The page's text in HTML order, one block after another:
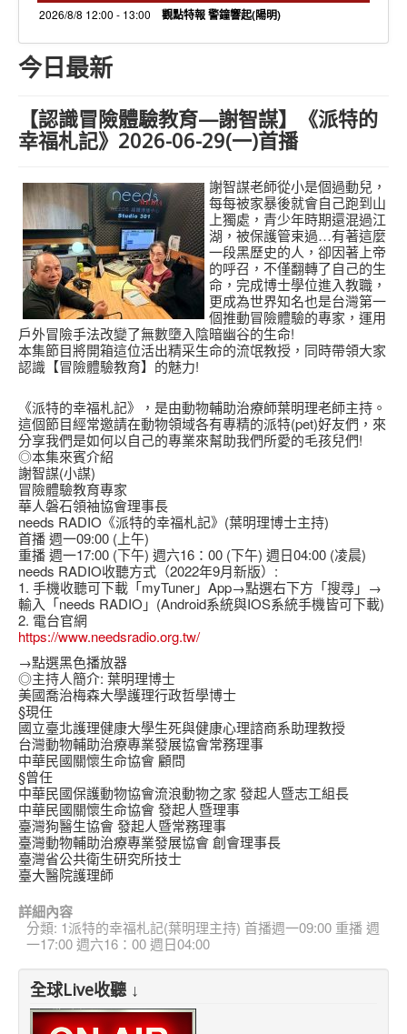
2026/8/8 12:00 - 13:00 觀點特報 警鐘響起(陽明)
今日最新
【認識冒險體驗教育—謝智謀】《派特的
幸福札記》2026-06-29(一)首播
謝智謀老師從小是個過動兒，
每每被家暴後就會自己跑到山
上獨處，青少年時期還混過江
湖，被保護管束過…有著這麼
一段黑歷史的人，卻因著上帝
的呼召，不僅翻轉了自己的生
命，完成博士學位進入教職，
更成為世界知名也是台灣第一
個推動冒險體驗的專家，運用
戶外冒險手法改變了無數墮入陰暗幽谷的生命!
本集節目將開箱這位活出精采生命的流氓教授，同時帶領大家
認識【冒險體驗教育】的魅力!
《派特的幸福札記》，是由動物輔助治療師葉明理老師主持。
這個節目經常邀請在動物領域各有專精的派特(pet)好友們，來
分享我們是如何以自己的專業來幫助我們所愛的毛孩兒們!
◎本集來賓介紹
謝智謀(小謀)
冒險體驗教育專家
華人磐石領袖協會理事長
needs RADIO《派特的幸福札記》(葉明理博士主持)
首播 週一09:00 (上午)
重播 週一17:00 (下午) 週六16：00 (下午) 週日04:00 (凌晨)
needs RADIO收聽方式（2022年9月新版）:
1. 手機收聽可下載「myTuner」App→點選右下方「搜尋」→
輸入「needs RADIO」(Android系統與IOS系統手機皆可下載)
2. 電台官網
https://www.needsradio.org.tw/
→點選黑色播放器
◎主持人簡介: 葉明理博士
美國喬治梅森大學護理行政哲學博士
§現任
國立臺北護理健康大學生死與健康心理諮商系助理教授
台灣動物輔助治療專業發展協會常務理事
中華民國關懷生命協會 顧問
§曾任
中華民國保護動物協會流浪動物之家 發起人暨志工組長
中華民國關懷生命協會 發起人暨理事
臺灣狗醫生協會 發起人暨常務理事
臺灣動物輔助治療專業發展協會 創會理事長
臺灣省公共衛生研究所技士
臺大醫院護理師
詳細內容
分類: 1派特的幸福札記(葉明理主持) 首播週一09:00 重播 週
一17:00 週六16：00 週日04:00
全球Live收聽 ↓